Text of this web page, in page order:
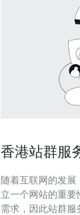
香港站群服
随着互联网的发
立一个网站的重要
需求，因此站群服